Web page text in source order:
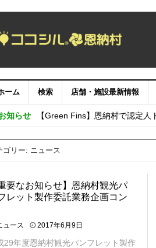
ーム 検索 店舗・施設最新情報
知らせ
本日より「沖縄めんそーれフェ
【Green Fins】恩納村で認定
ゴリー: ニュース
重要なお知らせ】恩納村観光パ
レット製作委託業務企画コン
ュース 2017年6月9日
29年度恩納村観光パンフレット製作